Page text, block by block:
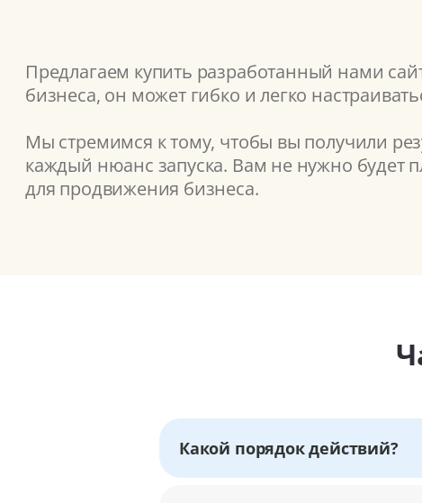
Предлагаем купить разработанный нами
бизнеса, он может гибко и легко
Мы стремимся к тому, чтобы вы получили
каждый нюанс запуска. Вам не нужно будет
для продвижения бизнеса.
Какой порядок действий?